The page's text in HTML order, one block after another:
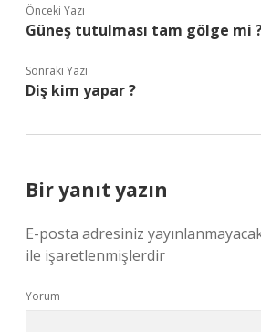
Önceki Yazı
Güneş tutulması tam gölge mi
Sonraki Yazı
Diş kim yapar ?
Bir yanıt yazın
E-posta adresiniz
ile işaretlenmişlerdir
Yorum